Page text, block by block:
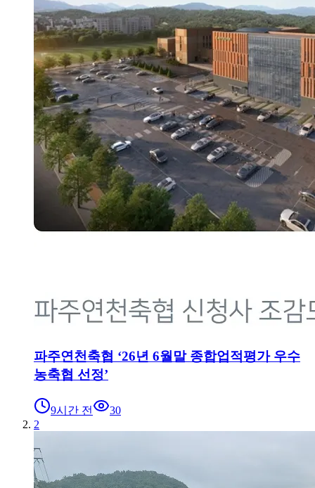
파주연천축협 ‘26년 6월말 종합업적평가 우수
농축협 선정’
9시간 전
30
2